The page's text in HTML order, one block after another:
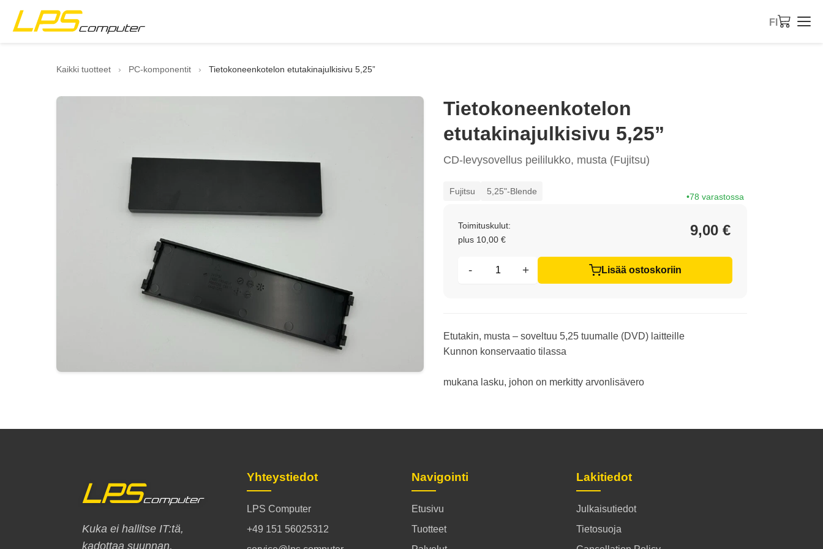
FI
Kaikki tuotteet › PC-komponentit › Tietokoneenkotelon etutakinajulkisivu 5,25”
Tietokoneenkotelon
etutakinajulkisivu 5,25”
CD-levysovellus peililukko, musta (Fujitsu)
Fujitsu 5,25"-Blende
78 varastossa
Toimituskulut:
plus 10,00 €
9,00 €
- + Lisää ostoskoriin
Etutakin, musta – soveltuu 5,25 tuumalle (DVD) laitteille
Kunnon konservaatio tilassa
mukana lasku, johon on merkitty arvonlisävero
Kuka ei hallitse IT:tä,
kadottaa suunnan.
Yhteystiedot
LPS Computer
+49 151 56025312
Navigointi
Etusivu
Tuotteet
Lakitiedot
Julkaisutiedot
Tietosuoja